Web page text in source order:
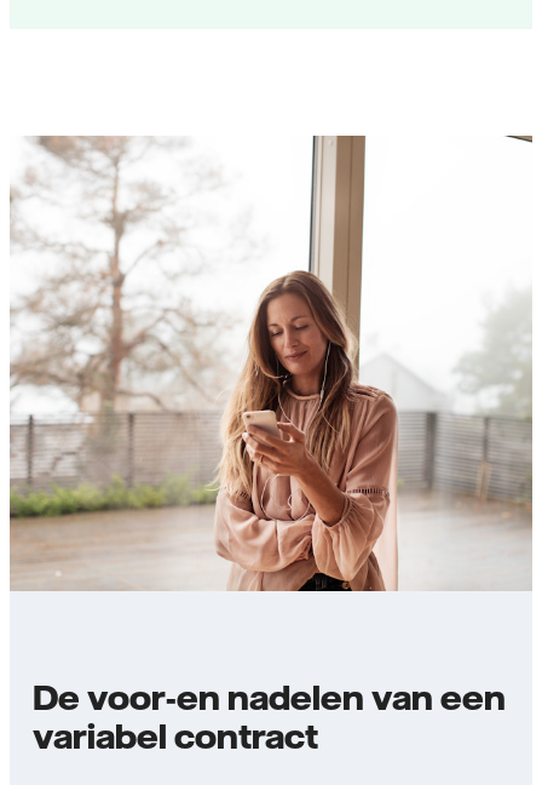
De voor-en nadelen van een
variabel contract